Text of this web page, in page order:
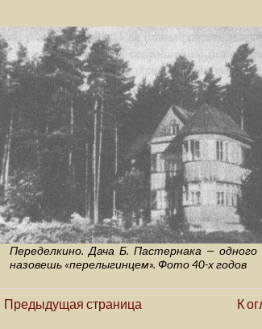
Переделкино. Дача Б. Пастернака —
назовешь «перелыгинцем». Фото 40-х годов
Предыдущая страница К